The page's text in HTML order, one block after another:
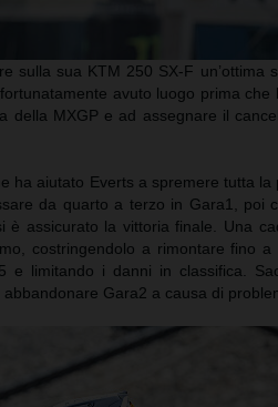
sulla sua KTM 250 SX-F un’ottima
avuto luogo prima che
della MXGP e ad assegnare il
ha aiutato Everts a spremere tutta la
da quarto a terzo in Gara1, poi
assicurato la vittoria finale. Una
costringendolo a rimontare fino
e limitando i danni in classifica.
Gara2 a causa di